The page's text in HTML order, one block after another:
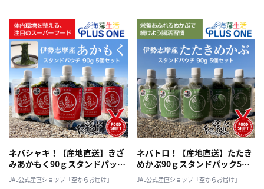
ネバシャキ！【産地直送】きざ
みあかもく90ｇスタンドパック
5本 伊勢志摩産 鳥羽市の離
島・菅島沿岸で収穫！有限会社
JAL公式産直ショップ「空からお届け」
ネバトロ！【産地直送】たたき
めかぶ90ｇスタンドパック5本
伊勢志摩産 鳥羽市の離島・菅
島沿岸で収穫！「有限会社
JAL公式産直ショップ「空からお届け」